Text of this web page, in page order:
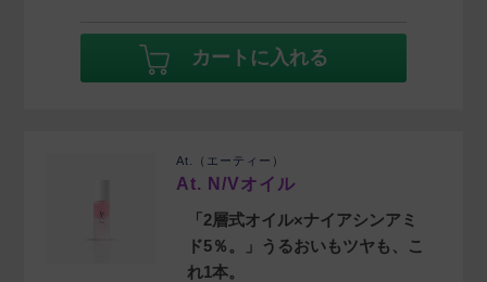
カートに入れる
At.（エーティー）
At. N/Vオイル
「2層式オイル×ナイアシンアミ
ド5％。」うるおいもツヤも、こ
れ1本。